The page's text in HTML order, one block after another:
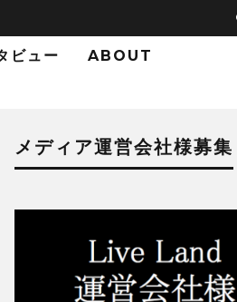
ビュー ABOUT
メディア運営会社様募集